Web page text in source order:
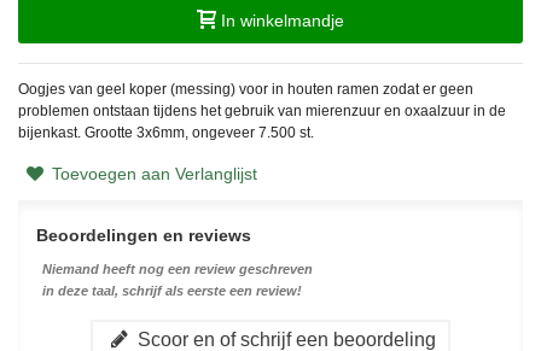
In winkelmandje
Oogjes van geel koper (messing) voor in houten ramen zodat er geen
problemen ontstaan tijdens het gebruik van mierenzuur en oxaalzuur in de
bijenkast. Grootte 3x6mm, ongeveer 7.500 st.
Toevoegen aan Verlanglijst
Beoordelingen en reviews
Niemand heeft nog een review geschreven
in deze taal, schrijf als eerste een review!
Scoor en of schrijf een beoordeling